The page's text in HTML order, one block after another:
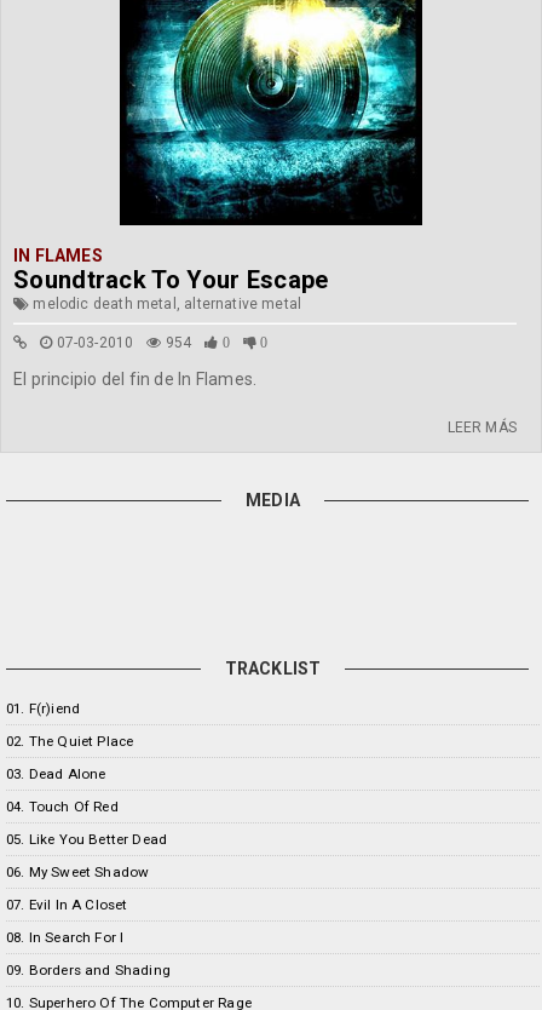
IN FLAMES
Soundtrack To Your Escape
melodic death metal, alternative metal
07-03-2010 954 0 0
El principio del fin de In Flames.
LEER MÁS
MEDIA
TRACKLIST
01. F(r)iend
02. The Quiet Place
03. Dead Alone
04. Touch Of Red
05. Like You Better Dead
06. My Sweet Shadow
07. Evil In A Closet
08. In Search For I
09. Borders and Shading
10. Superhero Of The Computer Rage